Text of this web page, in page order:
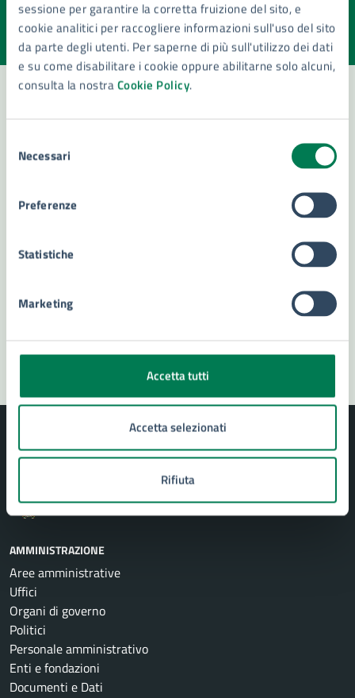
sessione per garantire la corretta fruizione del sito, e
cookie analitici per raccogliere informazioni sull'uso del sito
da parte degli utenti. Per saperne di più sull'utilizzo dei dati
e su come disabilitare i cookie oppure abilitarne solo alcuni,
consulta la nostraCookie Policy.
delNecessari
Preferenze
Statistiche
Marketing
Accetta tutti
Accetta selezionati
Rifiuta
Valuta la chiarezza delle informazioni (da 1 a 5 stelle)
Seleziona il numero di stelle per valutare la chiarezza delle
Valuta 5 stelle su 5
Valuta 4 stelle su 5
Valuta 3 stelle su 5
Valuta 2 stelle su 5
Valuta 1 stelle su 5
Leggi le domande frequenti
Richiedi assistenza
Prenota appuntamento
Problemi in città
Comune di Siracusa
AMMINISTRAZIONE
Aree amministrative
Uffici
Organi di governo
Politici
Personale amministrativo
Enti e fondazioni
Documenti e Dati